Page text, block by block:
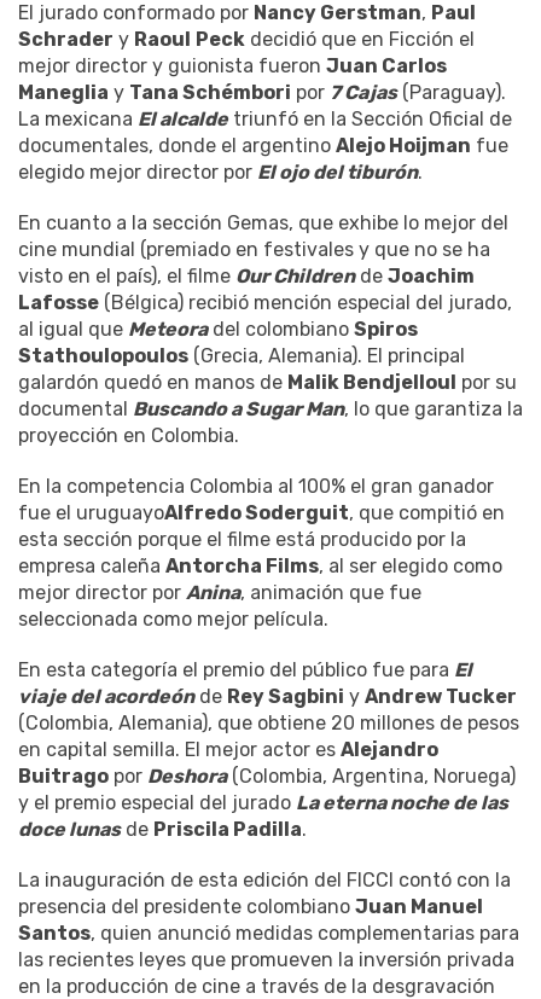
El jurado conformado por Nancy Gerstman, Paul
Schrader y Raoul Peck decidió que en Ficción el
mejor director y guionista fueron Juan Carlos
Maneglia y Tana Schémbori por 7 Cajas(Paraguay).
La mexicana El alcaldetriunfó en la Sección Oficial de
documentales, donde el argentino Alejo Hoijman fue
elegido mejor director por El ojo del tiburón.
En cuanto a la sección Gemas, que exhibe lo mejor del
cine mundial (premiado en festivales y que no se ha
visto en el país), el filme Our Childrende Joachim
Lafosse (Bélgica) recibió mención especial del jurado,
al igual que Meteoradel colombiano Spiros
Stathoulopoulos (Grecia, Alemania). El principal
galardón quedó en manos de Malik Bendjelloul por su
documental Buscando a Sugar Man, lo que garantiza la
proyección en Colombia.
En la competencia Colombia al 100% el gran ganador
fue el uruguayoAlfredo Soderguit, que compitió en
esta sección porque el filme está producido por la
empresa caleña Antorcha Films, al ser elegido como
mejor director por Anina, animación que fue
seleccionada como mejor película.
En esta categoría el premio del público fue para El
viaje del acordeónde Rey Sagbini y Andrew Tucker
(Colombia, Alemania), que obtiene 20 millones de pesos
en capital semilla. El mejor actor es Alejandro
Buitrago por Deshora(Colombia, Argentina, Noruega)
y el premio especial del jurado La eterna noche de las
doce lunasde Priscila Padilla.
La inauguración de esta edición del FICCI contó con la
presencia del presidente colombiano Juan Manuel
Santos, quien anunció medidas complementarias para
las recientes leyes que promueven la inversión privada
en la producción de cine a través de la desgravación